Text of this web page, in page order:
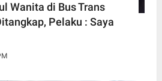
Wanita di Bus Trans
Pelaku : Saya